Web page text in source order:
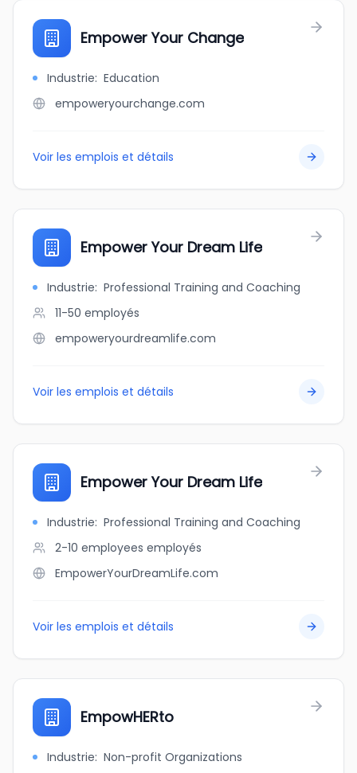
Empower Your Change
Industrie: Education
empoweryourchange.com
Voir les emplois et détails
Empower Your Dream Life
Industrie: Professional Training and Coaching
11-50 employés
empoweryourdreamlife.com
Voir les emplois et détails
Empower Your Dream Life
Industrie: Professional Training and Coaching
2-10 employees employés
EmpowerYourDreamLife.com
Voir les emplois et détails
EmpowHERto
Industrie: Non-profit Organizations